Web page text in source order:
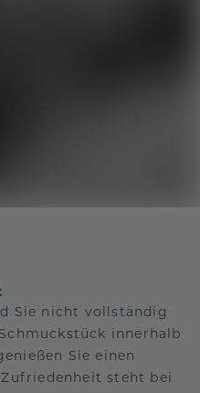
Sie nicht vollständig
innerhalb
Sie einen
steht bei